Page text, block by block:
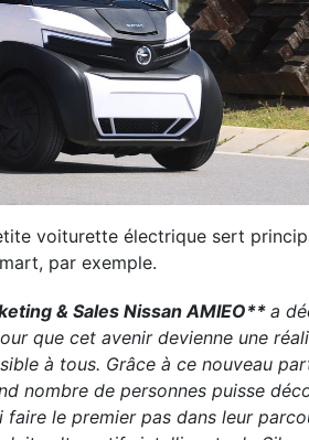
voiturette électrique sert
par exemple.
& Sales Nissan AMIEO** a
que cet avenir devienne une
à tous. Grâce à ce nouveau
nombre de personnes puisse
le premier pas dans leur